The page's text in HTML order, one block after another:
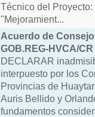
Técnico del
"Mejoramient...
Acuerdo de Consejo
GOB.REG-HVCA/
DECLARAR
interpuesto por los
Provincias de
Auris Bellido y
fundamentos